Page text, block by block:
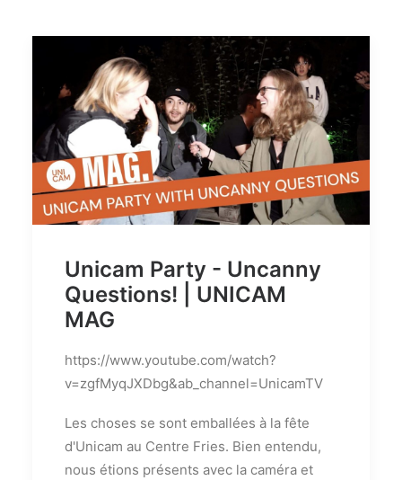
Unicam Party - Uncanny
Questions! | UNICAM
MAG
https://www.youtube.com/watch?
v=zgfMyqJXDbg&ab_channel=UnicamTV
Les choses se sont emballées à la fête
d'Unicam au Centre Fries. Bien entendu,
nous étions présents avec la caméra et